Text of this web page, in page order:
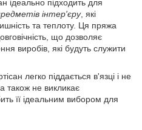
ідеально підходить для
інтер'єру, які
та теплоту. Ця пряжа
що дозволяє
виробів, які будуть служити
легко піддається в'язці і не
також не викликає
її ідеальним вибором для